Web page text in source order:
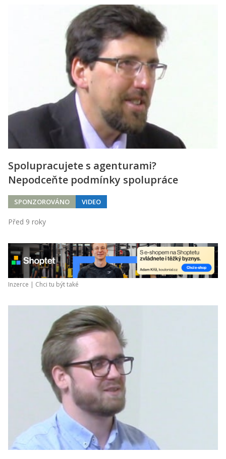
Spolupracujete s agenturami?
Nepodceňte podmínky spolupráce
SPONZOROVÁNO VIDEO
Před 9 roky
Inzerce | Chci tu být také